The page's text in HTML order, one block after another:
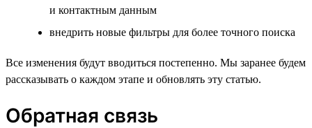
и контактным данным
внедрить новые фильтры для более точного поиска
Все изменения будут вводиться постепенно. Мы заранее будем
рассказывать о каждом этапе и обновлять эту статью.
Обратная связь